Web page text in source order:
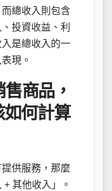
總收入則包含
投資收益、利
是總收入的一
現。
商品，
如何計算
供服務，那麼
其他收入」。